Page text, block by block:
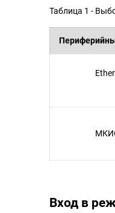
Таблица 1 -
Вход в